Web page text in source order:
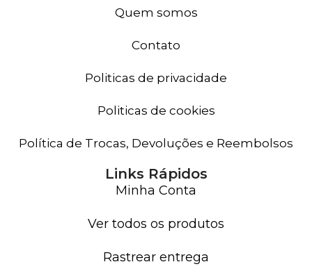
Quem somos
Contato
Politicas de privacidade
Politicas de cookies
Política de Trocas, Devoluções e Reembolsos
Links Rápidos
Minha Conta
Ver todos os produtos
Rastrear entrega